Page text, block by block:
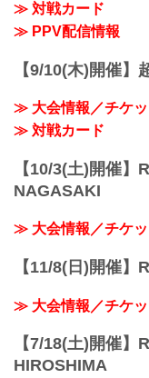
≫ 対戦カード
≫ PPV配信情報
【9/10(木)開催】
≫ 大会情報／チケッ
≫ 対戦カード
【10/3(土)開催
NAGASAKI
≫ 大会情報／チケッ
【11/8(日)開催
≫ 大会情報／チケッ
【7/18(土)開催
HIROSHIMA